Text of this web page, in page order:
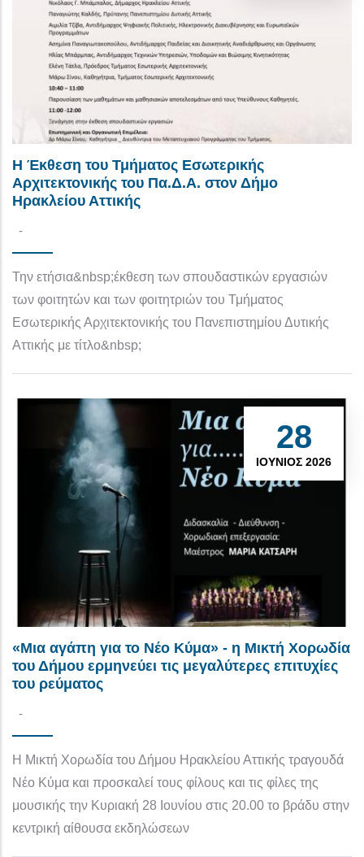
Η Έκθεση του Τμήματος Εσωτερικής
Αρχιτεκτονικής του Πα.Δ.Α. στον Δήμο
Ηρακλείου Αττικής
-
Την ετήσια&nbsp;έκθεση των σπουδαστικών εργασιών
των φοιτητών και των φοιτητριών του Τμήματος
Εσωτερικής Αρχιτεκτονικής του Πανεπιστημίου Δυτικής
Αττικής με τίτλο&nbsp;
28
ΙΟΎΝΙΟΣ 2026
«Μια αγάπη για το Νέο Κύμα» - η Μικτή Χορωδία
του Δήμου ερμηνεύει τις μεγαλύτερες επιτυχίες
του ρεύματος
-
Η Μικτή Χορωδία του Δήμου Ηρακλείου Αττικής τραγουδά
Νέο Κύμα και προσκαλεί τους φίλους και τις φίλες της
μουσικής την Κυριακή 28 Ιουνίου στις 20.00 το βράδυ στην
κεντρική αίθουσα εκδηλώσεων